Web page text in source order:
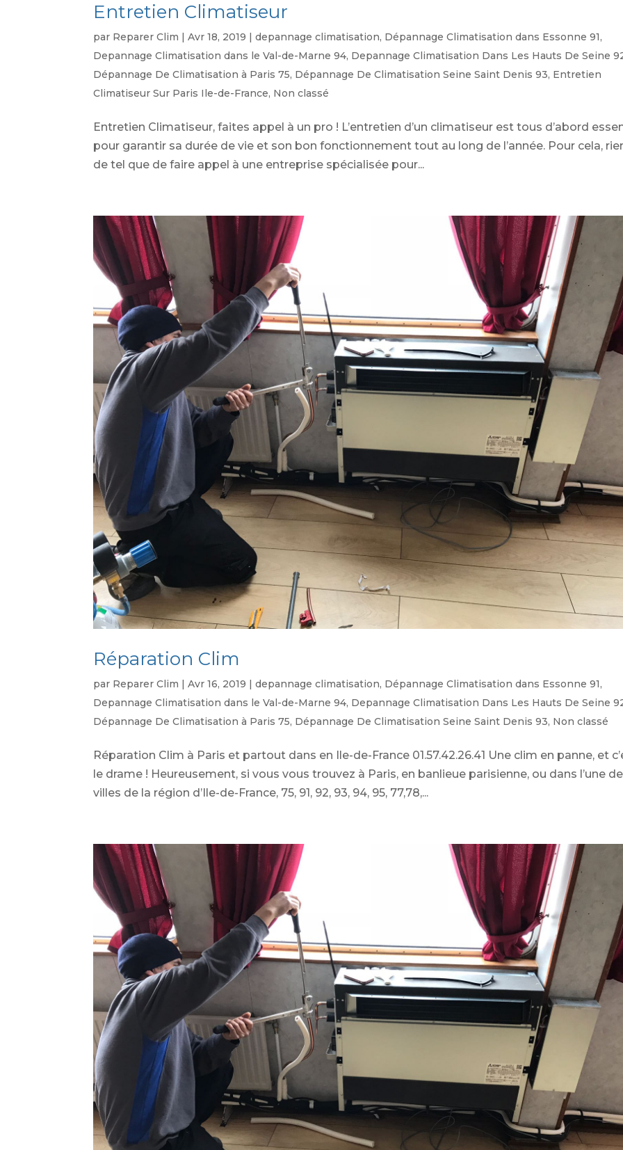
Entretien Climatiseur
par Reparer Clim |Avr 18, 2019 |depannage climatisation, Dépannage Climatisation dans Essonne 91,
Depannage Climatisation dans le Val-de-Marne 94, Depannage Climatisation Dans Les Hauts De Seine
Dépannage De Climatisation à Paris 75, Dépannage De Climatisation Seine Saint Denis 93, Entretien
Climatiseur Sur Paris Ile-de-France, Non classé
Entretien Climatiseur, faites appel à un pro ! L’entretien d’un climatiseur est tous d’abord
pour garantir sa durée de vie et son bon fonctionnement tout au long de l’année. Pour cela,
de tel que de faire appel à une entreprise spécialisée pour...
Réparation Clim
par Reparer Clim |Avr 16, 2019 |depannage climatisation, Dépannage Climatisation dans Essonne 91,
Depannage Climatisation dans le Val-de-Marne 94, Depannage Climatisation Dans Les Hauts De Seine
Dépannage De Climatisation à Paris 75, Dépannage De Climatisation Seine Saint Denis 93, Non classé
Réparation Clim à Paris et partout dans en Ile-de-France 01.57.42.26.41 Une clim en panne, et
le drame ! Heureusement, si vous vous trouvez à Paris, en banlieue parisienne, ou dans l’une
villes de la région d’Ile-de-France, 75, 91, 92, 93, 94, 95, 77,78,...